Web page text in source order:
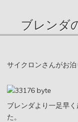
ブレンダ
サイクロンさんがお泊
ブレンダより一足早
た。